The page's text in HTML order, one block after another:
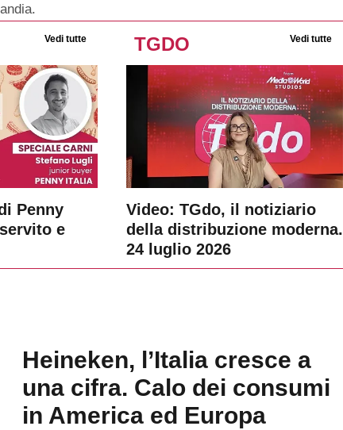
Vedi tutte
Penny
e
TGDO Vedi tutte
Video: TGdo, il notiziario
della distribuzione moderna.
24 luglio 2026
Heineken, l’Italia cresce a
una cifra. Calo dei consumi
in America ed Europa